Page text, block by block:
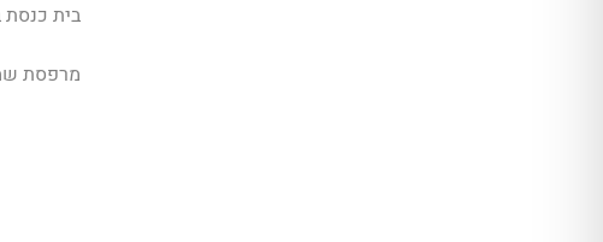
בית כנסת
מרפסת